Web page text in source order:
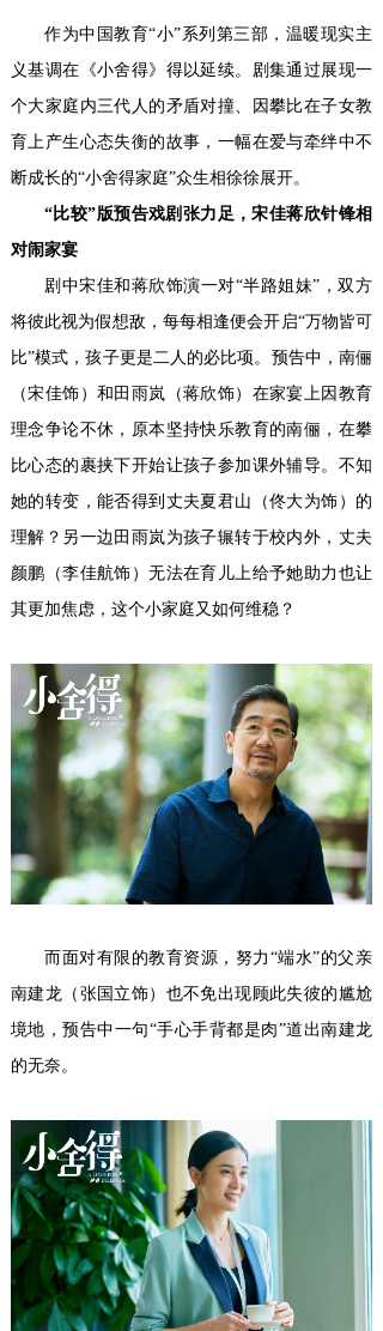
作为中国教育“小”系列第三部，温暖现实主
义基调在《小舍得》得以延续。剧集通过展现一
个大家庭内三代人的矛盾对撞、因攀比在子女教
育上产生心态失衡的故事，一幅在爱与牵绊中不
断成长的“小舍得家庭”众生相徐徐展开。
“比较”版预告戏剧张力足，宋佳蒋欣针锋相
对闹家宴
剧中宋佳和蒋欣饰演一对“半路姐妹”，双方
将彼此视为假想敌，每每相逢便会开启“万物皆可
比”模式，孩子更是二人的必比项。预告中，南俪
（宋佳饰）和田雨岚（蒋欣饰）在家宴上因教育
理念争论不休，原本坚持快乐教育的南俪，在攀
比心态的裹挟下开始让孩子参加课外辅导。不知
她的转变，能否得到丈夫夏君山（佟大为饰）的
理解？另一边田雨岚为孩子辗转于校内外，丈夫
颜鹏（李佳航饰）无法在育儿上给予她助力也让
其更加焦虑，这个小家庭又如何维稳？
而面对有限的教育资源，努力“端水”的父亲
南建龙（张国立饰）也不免出现顾此失彼的尴尬
境地，预告中一句“手心手背都是肉”道出南建龙
的无奈。